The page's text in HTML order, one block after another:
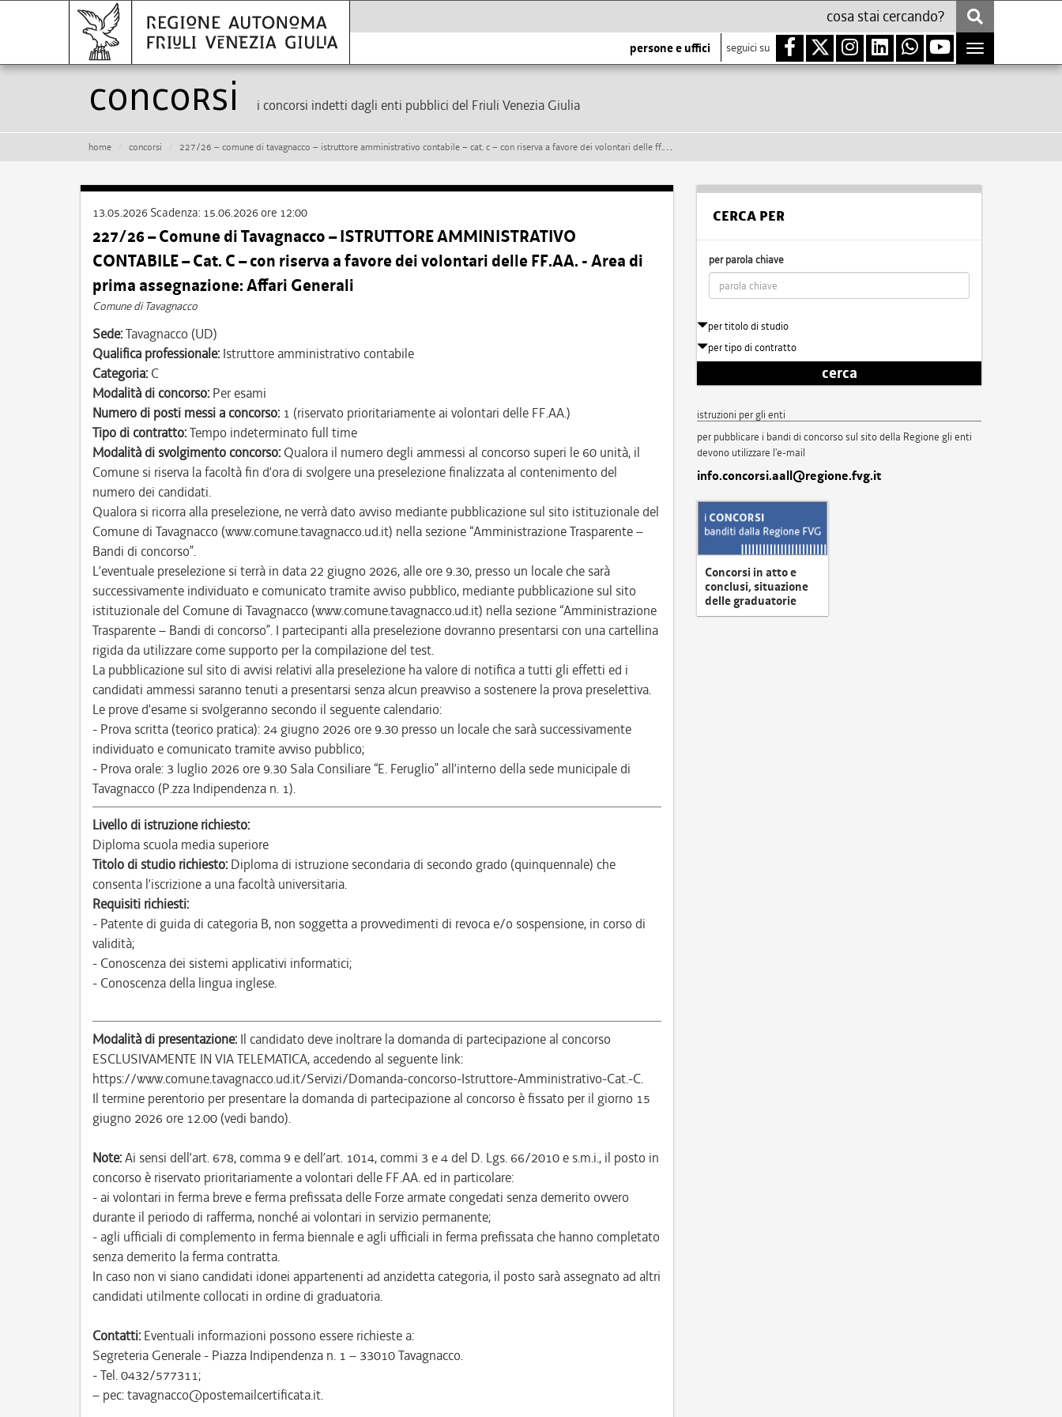
persone e uffici seguici su
Toggle
navigation
Concorsi i concorsi indetti dagli enti pubblici del Friuli Venezia Giulia
home concorsi 227/26 – comune di tavagnacco – istruttore amministrativo contabile – cat. c – con riserva a favore dei volontari delle ff.aa. - area di prima assegnazione: affari generali
13.05.2026 Scadenza: 15.06.2026 ore 12:00
227/26 – Comune di Tavagnacco – ISTRUTTORE AMMINISTRATIVO
CONTABILE – Cat. C – con riserva a favore dei volontari delle FF.AA. - Area di
prima assegnazione: Affari Generali
Comune di Tavagnacco
Sede:Tavagnacco (UD)
Qualifica professionale: Istruttore amministrativo contabile
Categoria: C
Modalità di concorso: Per esami
Numero di posti messi a concorso: 1 (riservato prioritariamente ai volontari delle FF.AA.)
Tipo di contratto:Tempo indeterminato full time
Modalità di svolgimento concorso: Qualora il numero degli ammessi al concorso superi le 60 unità, il
Comune si riserva la facoltà fin d’ora di svolgere una preselezione finalizzata al contenimento del
numero dei candidati.
Qualora si ricorra alla preselezione, ne verrà dato avviso mediante pubblicazione sul sito istituzionale del
Comune di Tavagnacco (www.comune.tavagnacco.ud.it) nella sezione “Amministrazione Trasparente –
Bandi di concorso”.
L’eventuale preselezione si terrà in data 22 giugno 2026, alle ore 9.30, presso un locale che sarà
successivamente individuato e comunicato tramite avviso pubblico, mediante pubblicazione sul sito
istituzionale del Comune di Tavagnacco (www.comune.tavagnacco.ud.it) nella sezione “Amministrazione
Trasparente – Bandi di concorso”. I partecipanti alla preselezione dovranno presentarsi con una cartellina
rigida da utilizzare come supporto per la compilazione del test.
La pubblicazione sul sito di avvisi relativi alla preselezione ha valore di notifica a tutti gli effetti ed i
candidati ammessi saranno tenuti a presentarsi senza alcun preavviso a sostenere la prova preselettiva.
Le prove d’esame si svolgeranno secondo il seguente calendario:
- Prova scritta (teorico pratica): 24 giugno 2026 ore 9.30 presso un locale che sarà successivamente
individuato e comunicato tramite avviso pubblico;
- Prova orale: 3 luglio 2026 ore 9.30 Sala Consiliare “E. Feruglio” all’interno della sede municipale di
Tavagnacco (P.zza Indipendenza n. 1).
Livello di istruzione richiesto:
Diploma scuola media superiore
Titolo di studio richiesto: Diploma di istruzione secondaria di secondo grado (quinquennale) che
consenta l’iscrizione a una facoltà universitaria.
Requisiti richiesti:
- Patente di guida di categoria B, non soggetta a provvedimenti di revoca e/o sospensione, in corso di
validità;
- Conoscenza dei sistemi applicativi informatici;
- Conoscenza della lingua inglese.
Modalità di presentazione: Il candidato deve inoltrare la domanda di partecipazione al concorso
ESCLUSIVAMENTE IN VIA TELEMATICA, accedendo al seguente link:
https://www.comune.tavagnacco.ud.it/Servizi/Domanda-concorso-Istruttore-Amministrativo-Cat.-C.
Il termine perentorio per presentare la domanda di partecipazione al concorso è fissato per il giorno 15
giugno 2026 ore 12.00 (vedi bando).
Note:Ai sensi dell’art. 678, comma 9 e dell’art. 1014, commi 3 e 4 del D. Lgs. 66/2010 e s.m.i., il posto in
concorso è riservato prioritariamente a volontari delle FF.AA. ed in particolare:
- ai volontari in ferma breve e ferma prefissata delle Forze armate congedati senza demerito ovvero
durante il periodo di rafferma, nonché ai volontari in servizio permanente;
- agli ufficiali di complemento in ferma biennale e agli ufficiali in ferma prefissata che hanno completato
senza demerito la ferma contratta.
In caso non vi siano candidati idonei appartenenti ad anzidetta categoria, il posto sarà assegnato ad altri
candidati utilmente collocati in ordine di graduatoria.
Contatti: Eventuali informazioni possono essere richieste a:
Segreteria Generale - Piazza Indipendenza n. 1 – 33010 Tavagnacco.
- Tel. 0432/577311;
– pec: tavagnacco@postemailcertificata.it.
CERCA PER
per parola chiave
per titolo di studio
per tipo di contratto
cerca
istruzioni per gli enti
per pubblicare i bandi di concorso sul sito della Regione gli enti
devono utilizzare l'e-mail
info.concorsi.aall@regione.fvg.it
Concorsi in atto e
conclusi, situazione
delle graduatorie